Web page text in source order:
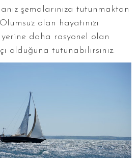
şemalarınıza tutunmaktan
olan hayatınızı
daha rasyonel olan
olduğuna tutunabilirsiniz.